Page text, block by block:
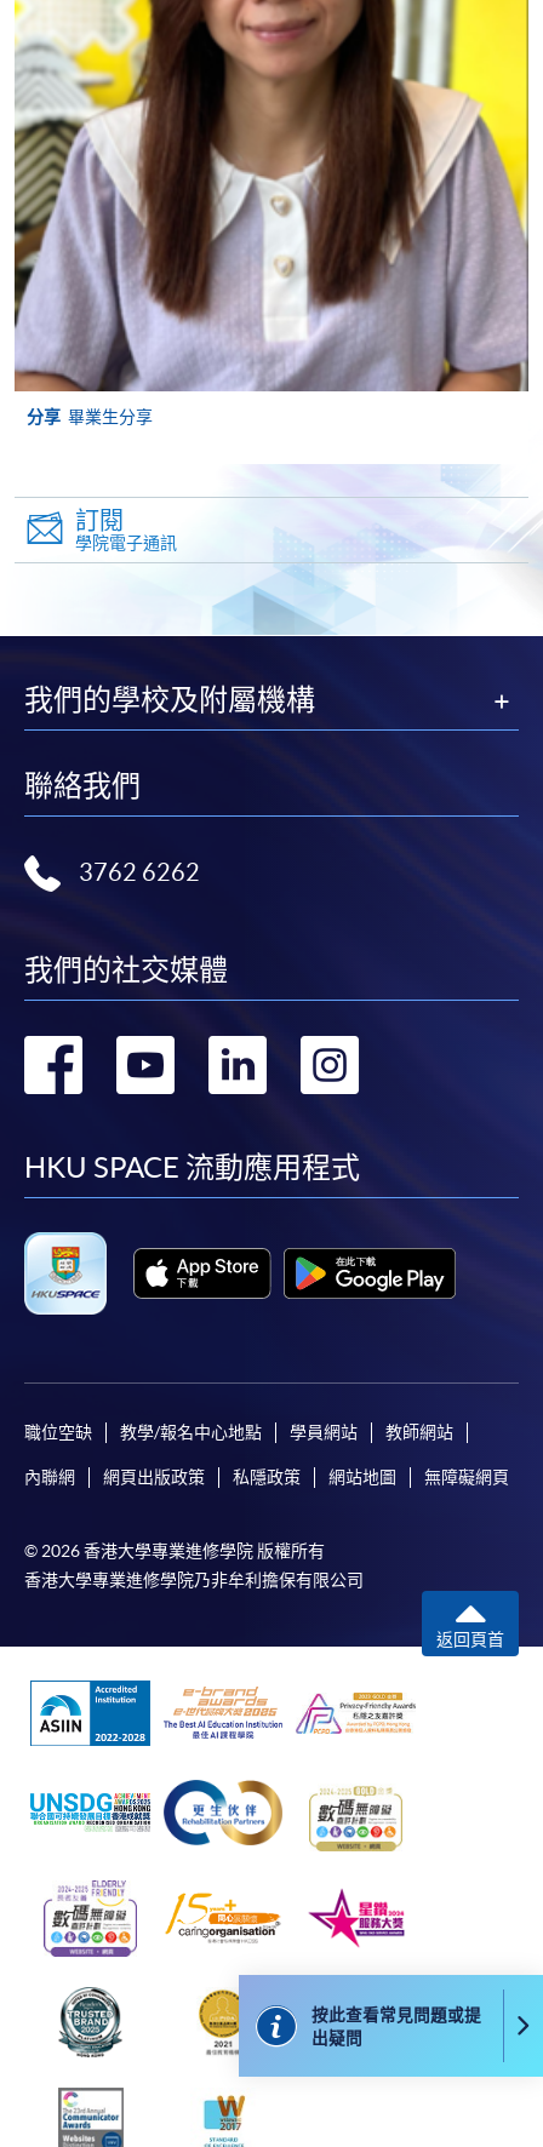
每單元45小時
15 節
每節3小時
MANAGEMENT)
課程編號
33Z148483
學費
$6,500
查詢號碼
2508-8864
TRANSPORT POLICY AND PLANNING
(MODULE FROM PROFESSIONAL DIPLOMA
IN LOGISTICS AND TRANSPORT
MANAGEMENT)
課程編號
33Z148696
$6,500
查詢號碼
2508-8864
TRANSPORT SYSTEMS AND MANAGEMENT
(MODULE FROM PROFESSIONAL DIPLOMA
IN LOGISTICS AND TRANSPORT
課程編號
學費
$6,500
SUSTAINABLE TRANSPORTATION
IN LOGISTICS AND TRANSPORT
MANAGEMENT)
學費
$6,500
WAREHOUSING AND MATERIALS
AND TRANSPORT MANAGEMENT)
課程編號
33Z148688
學費
$6,500
查詢號碼
2508-8864
IN LOGISTICS AND TRANSPORT
MANAGEMENT)
課程編號
學費
$6,500
查詢號碼
PROFESSIONAL DIPLOMA IN LOGISTICS
課程編號
33Z14867A
學費
$6,500
LAW OF BUSINESS AND CARRIAGE
(MODULE FROM PROFESSIONAL DIPLOMA
MANAGEMENT)
課程編號
33Z148734
學費
已被列入持續進修基金可發還款項的課程 (只限部分單元)
本課程若干單元已加入持續進修基金可獲發還款項課程名單
物流及運輸管理專業文憑
本課程在資歴架構下獲得認可 (資歴架構第4級)
申請
分享 畢業生分享
訂閱
學院電子通訊
按此查看常見問題或提
出疑問
折
我們的學校及附屬機構
聯絡我們
3762 6262
我們的社交媒體
轉
facebook
轉
youtube
轉
linkedin
轉
HKU SPACE 流動應用程式
職位空缺 教學/報名中心地點 學員網站 教師網站
內聯網 網頁出版政策 私隱政策 網站地圖 無障礙網頁
© 2026 香港大學專業進修學院 版權所有
香港大學專業進修學院乃非牟利擔保有限公司
返回頁首